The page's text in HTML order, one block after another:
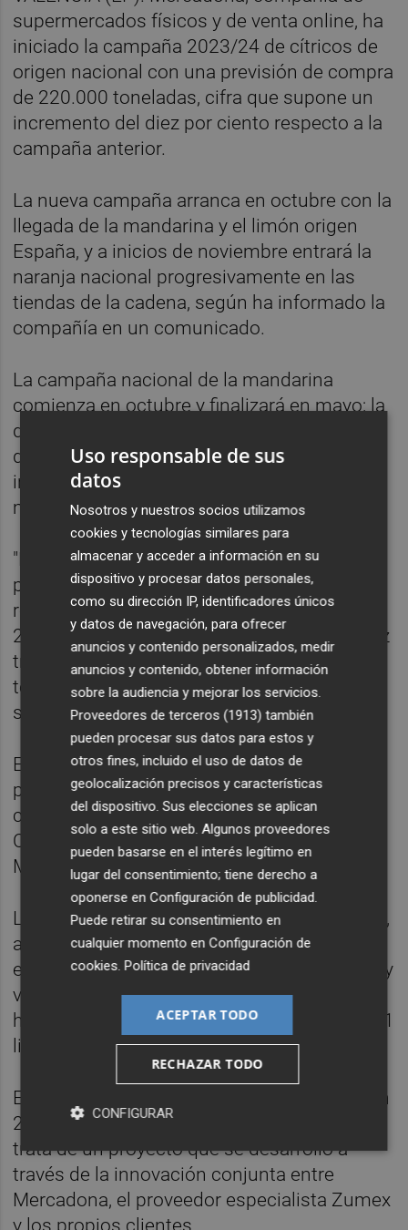
supermercados físicos y de venta online, ha
iniciado la campaña 2023/24 de cítricos de
origen nacional con una previsión de compra
de 220.000 toneladas, cifra que supone un
incremento del diez por ciento respecto a la
campaña anterior.
La nueva campaña arranca en octubre con la
llegada de la mandarina y el limón origen
España, y a inicios de noviembre entrará la
naranja nacional progresivamente en las
tiendas de la cadena, según ha informado la
compañía en un comunicado.
La campaña nacional de la mandarina
comienza en octubre y finalizará en mayo; la
del limón arranca también en octubre y
durará hasta junio; y la de la naranja, se
iniciará en noviembre y se alargará hasta el
mes de agosto, según las previsiones.
"El compromiso de Mercadona con el sector
primario es firme y prioriza por garantizar
relaciones estables y transparentes con sus
24 proveedores nacionales, quienes a su vez
trabajan con más de 2.800 agricultores de
toda España", ha asegurado la cadena de
supermercados.
En su apuesta por la fruta y verdura de
proximidad, Mercadona comercializará
cítricos procedentes de campos de
Comunitat Valenciana, Andalucía, Región de
Murcia, Catalunya y Canarias.
La empresa fomenta el consumo de cítricos,
así como del zumo de naranja recién
exprimido, disponible en la sección de fruta y
verdura en los tres formatos de envase
habituales, de 250 mililitros, 500 mililitros y 1
litro.
Este servicio, que comenzó a implantarse en
2016 en todas las tiendas de la cadena, se
trata de un proyecto que se desarrolló a
través de la innovación conjunta entre
Mercadona, el proveedor especialista Zumex
Uso responsable de sus
datos
Nosotros y nuestros socios utilizamos
cookies y tecnologías similares para
almacenar y acceder a información en su
dispositivo y procesar datos personales,
como su dirección IP, identificadores únicos
y datos de navegación, para ofrecer
anuncios y contenido personalizados, medir
anuncios y contenido, obtener información
sobre la audiencia y mejorar los servicios.
Proveedores de terceros (1913) también
pueden procesar sus datos para estos y
otros fines, incluido el uso de datos de
geolocalización precisos y características
del dispositivo. Sus elecciones se aplican
solo a este sitio web. Algunos proveedores
pueden basarse en el interés legítimo en
lugar del consentimiento; tiene derecho a
oponerse enConfiguración de publicidad
Puede retirar su consentimiento en
cualquier momento enConfiguración de
cookies .Política de privacidad
ACEPTAR TODO
RECHAZAR TODO
CONFIGURAR